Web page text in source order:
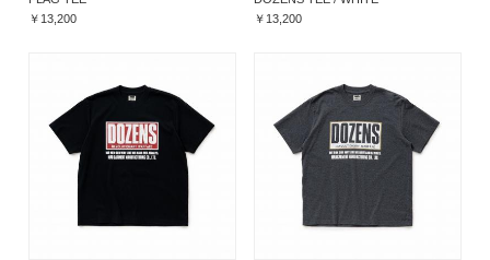
￥13,200
￥13,200